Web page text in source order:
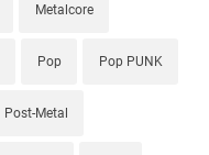
Metalcore
Pop Pop PUNK
Post-Metal